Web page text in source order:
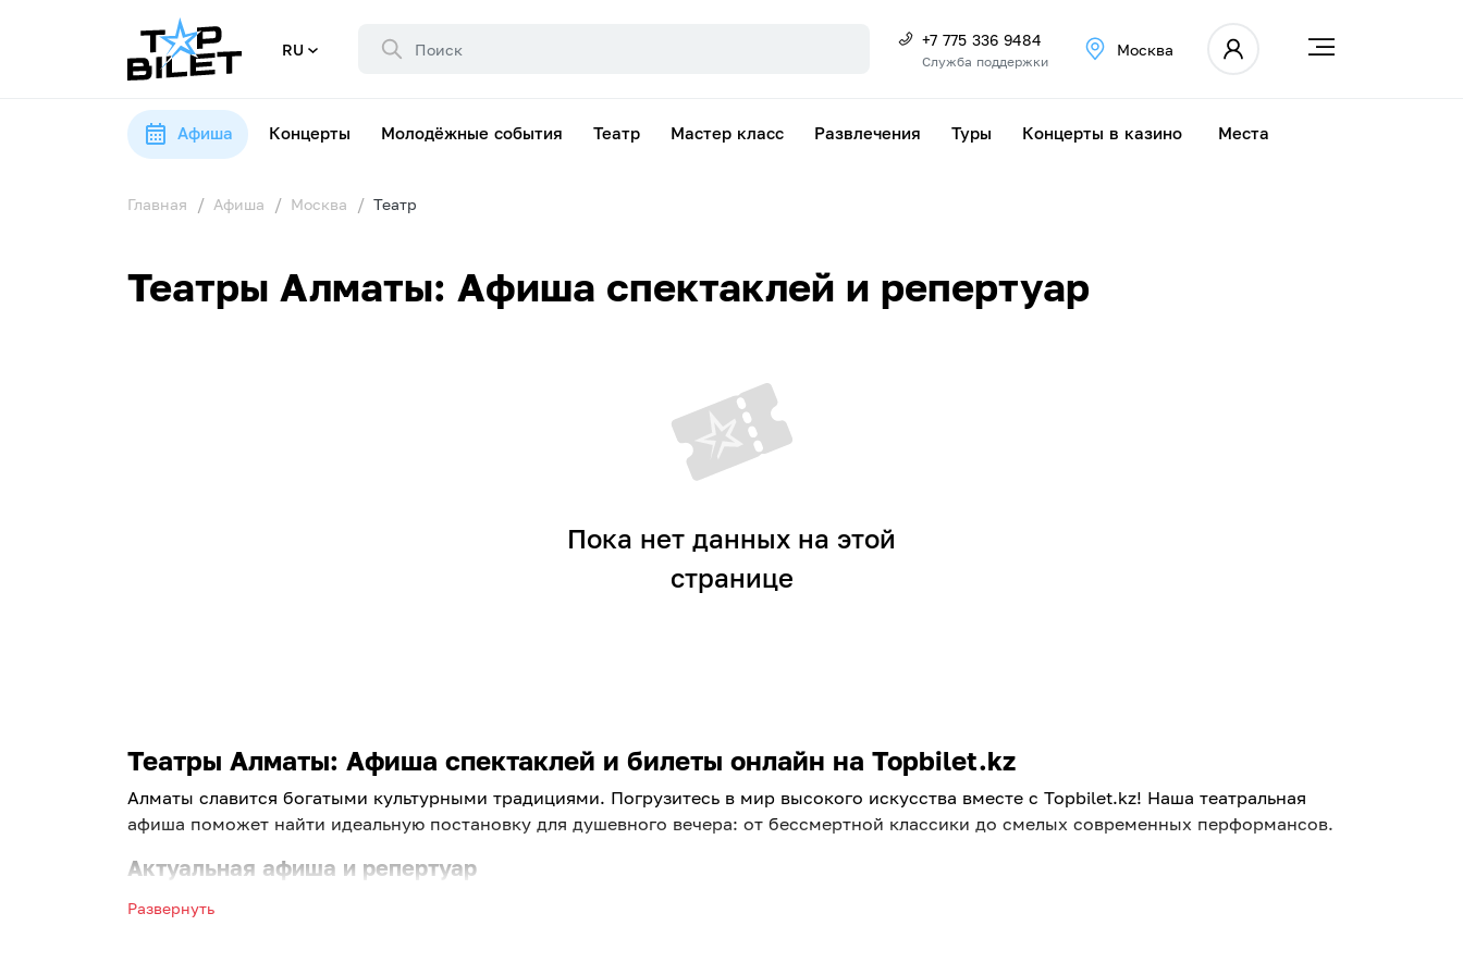
RU +7 775 336 9484
Служба поддержки
Москва
Афиша Концерты Молодёжные события Театр Мастер класс Развлечения Туры Концерты в казино Места
Главная Афиша Москва Театр
Театры Алматы: Афиша спектаклей и репертуар
Пока нет данных на этой
странице
Театры Алматы: Афиша спектаклей и билеты онлайн на Topbilet.kz
Алматы славится богатыми культурными традициями. Погрузитесь в мир высокого искусства вместе с Topbilet.kz! Наша театральная
афиша поможет найти идеальную постановку для душевного вечера: от бессмертной классики до смелых современных перформансов.
Актуальная афиша и репертуар
Выбирайте лучшие постановки ведущих площадок города. Ищете, куда пойти в ближайшие дни? Вас легко выручит афиша театров в
Развернуть